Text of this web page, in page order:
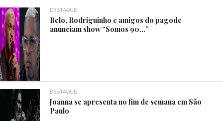
DESTAQUE
Belo, Rodriguinho e amigos do pagode
anunciam show “Somos 90…”
DESTAQUE
Joanna se apresenta no fim de semana em São
Paulo